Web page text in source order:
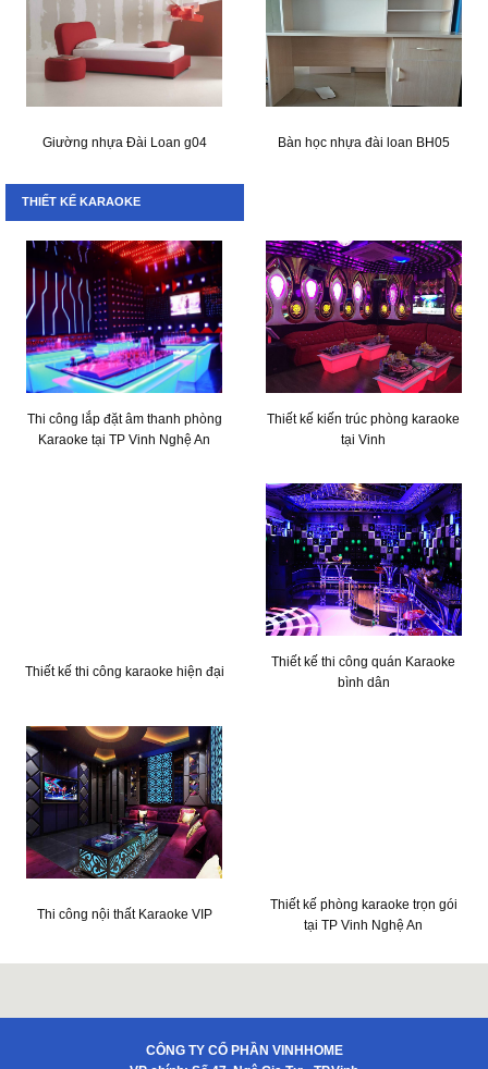
Giường nhựa Đài Loan g04 Bàn học nhựa đài loan BH05
THIẾT KẾ KARAOKE
Thi công lắp đặt âm thanh phòng
Karaoke tại TP Vinh Nghệ An
Thiết kế kiến trúc phòng karaoke
tại Vinh
Thiết kế thi công karaoke hiện đại
Thiết kế thi công quán Karaoke
bình dân
Thi công nội thất Karaoke VIP
Thiết kế phòng karaoke trọn gói
tại TP Vinh Nghệ An
CÔNG TY CỔ PHẦN VINHHOME